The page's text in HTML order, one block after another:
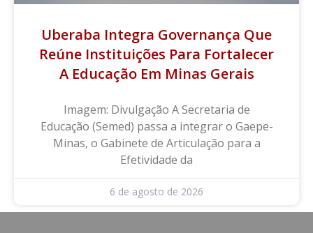
Uberaba Integra Governança Que
Reúne Instituições Para Fortalecer
A Educação Em Minas Gerais
Imagem: Divulgação A Secretaria de
Educação (Semed) passa a integrar o Gaepe-
Minas, o Gabinete de Articulação para a
Efetividade da
6 de agosto de 2026